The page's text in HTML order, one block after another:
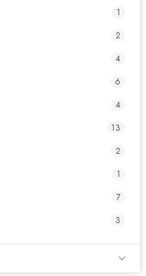
1
2
4
6
4
13
2
1
7
3